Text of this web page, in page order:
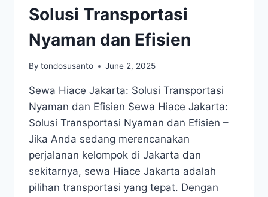
Solusi Transportasi
Nyaman dan Efisien
By tondosusanto June 2, 2025
Sewa Hiace Jakarta: Solusi Transportasi
Nyaman dan Efisien Sewa Hiace Jakarta:
Solusi Transportasi Nyaman dan Efisien –
Jika Anda sedang merencanakan
perjalanan kelompok di Jakarta dan
sekitarnya, sewa Hiace Jakarta adalah
pilihan transportasi yang tepat. Dengan